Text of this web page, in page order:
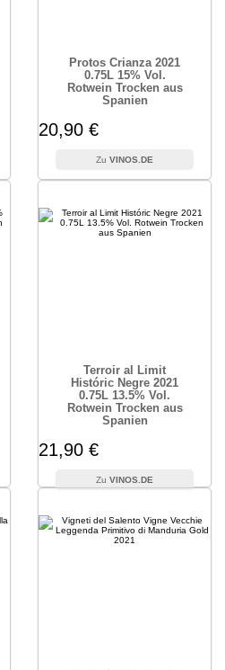
Protos Crianza 2021
0.75L 15% Vol.
Rotwein Trocken aus
Spanien
20,90 €
VINOS.DE
Terroir al Limit
Históric Negre 2021
0.75L 13.5% Vol.
Rotwein Trocken aus
Spanien
21,90 €
VINOS.DE